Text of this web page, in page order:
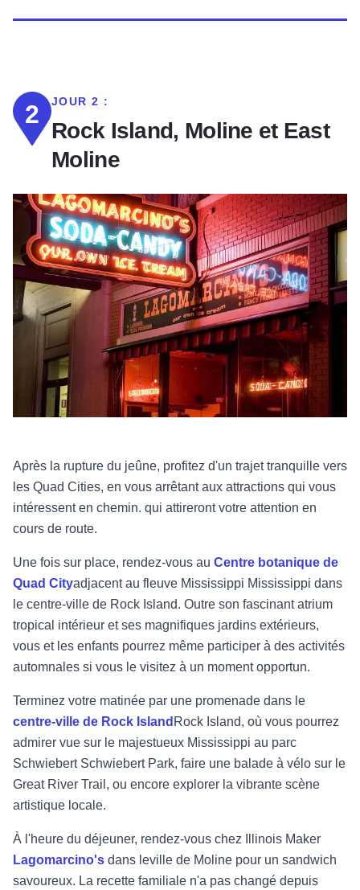
2 JOUR 2 :
Rock Island, Moline et East
Moline
Après la rupture du jeûne, profitez d'un trajet tranquille vers
les Quad Cities, en vous arrêtant aux attractions qui vous
intéressent en chemin. qui attireront votre attention en
cours de route.
Une fois sur place, rendez-vous au Centre botanique de
Quad Cityadjacent au fleuve Mississippi Mississippi dans
le centre-ville de Rock Island. Outre son fascinant atrium
tropical intérieur et ses magnifiques jardins extérieurs,
vous et les enfants pourrez même participer à des activités
automnales si vous le visitez à un moment opportun.
Terminez votre matinée par une promenade dans le
centre-ville de Rock Island Rock Island, où vous pourrez
admirer vue sur le majestueux Mississippi au parc
Schwiebert Schwiebert Park, faire une balade à vélo sur le
Great River Trail, ou encore explorer la vibrante scène
artistique locale.
À l'heure du déjeuner, rendez-vous chez Illinois Maker
Lagomarcino's dans leville de Moline pour un sandwich
savoureux. La recette familiale n'a pas changé depuis